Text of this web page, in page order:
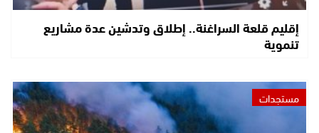
إقليم قلعة السراغنة.. إطلاق وتدشين عدة مشاريع
تنموية
مستجدات